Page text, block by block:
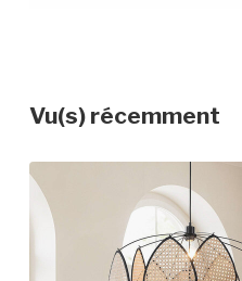
Matériau
Dimensions
Réglable en hauteur
Indice de protection
Vu(s) récemment